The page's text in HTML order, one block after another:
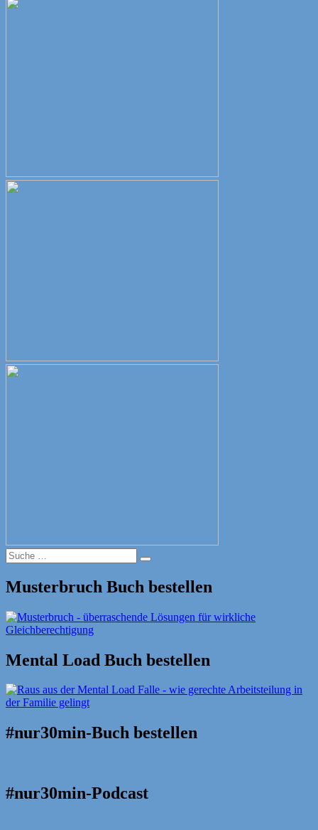
Suche
nach:
Suche
Musterbruch Buch bestellen
Mental Load Buch bestellen
#nur30min-Buch bestellen
#nur30min-Podcast